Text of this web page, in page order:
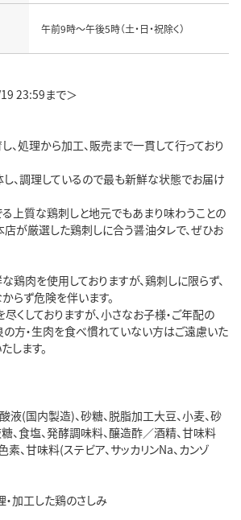
午前9時～午後5時（土・日・祝除く）
23:59まで＞
、処理から加工、販売まで一貫して行っており
、調理しているので最も新鮮な状態でお届け
上質な鶏刺しと地元でもあまり味わうことの
店が厳選した鶏刺しに合う醤油タレで、ぜひお
肉を使用しておりますが、鶏刺しに限らず、
らず危険を伴います。
しておりますが、小さなお子様・ご年配の
の方・生肉を食べ慣れていない方はご遠慮いた
します。
液(国内製造)、砂糖、脱脂加工大豆、小麦、砂
、食塩、発酵調味料、醸造酢／酒精、甘味料
素、甘味料(ステビア、サッカリンNa、カンゾ
・加工した鶏のさしみ